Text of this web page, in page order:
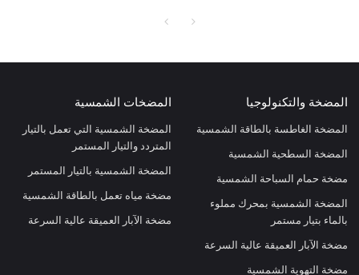
المضخة والتكنولوجيا
المضخة الغاطسة بالطاقة الشمسية
المضخة السطحية الشمسية
مضخة حمام السباحة الشمسية
المضخة الشمسية بمحرك مملوء
بالماء بتيار مستمر
مضخة الآبار العميقة عالية السرعة
مضخة التهوية الشمسية
المضخات الشمسية
المضخة الشمسية التي تعمل بالتيار
المتردد والتيار المستمر
المضخة الشمسية بالتيار المستمر
مضخة مياه تعمل بالطاقة الشمسية
مضخة الآبار العميقة عالية السرعة